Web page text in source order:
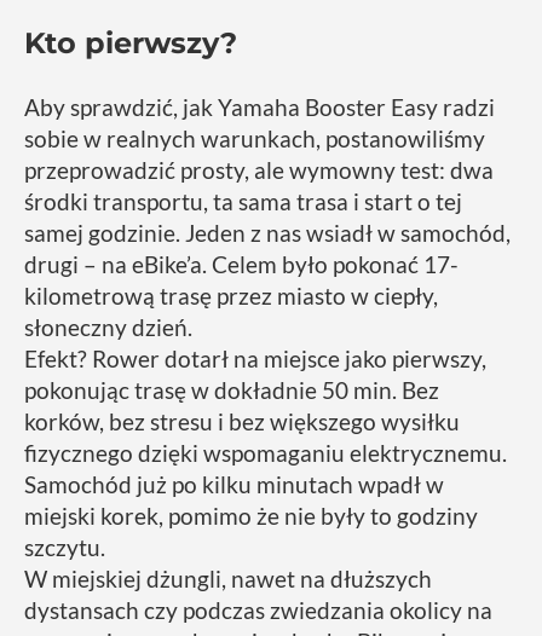
Kto pierwszy?
Aby sprawdzić, jak Yamaha Booster Easy radzi
sobie w realnych warunkach, postanowiliśmy
przeprowadzić prosty, ale wymowny test: dwa
środki transportu, ta sama trasa i start o tej
samej godzinie. Jeden z nas wsiadł w samochód,
drugi – na eBike’a. Celem było pokonać 17-
kilometrową trasę przez miasto w ciepły,
słoneczny dzień.
Efekt? Rower dotarł na miejsce jako pierwszy,
pokonując trasę w dokładnie 50 min. Bez
korków, bez stresu i bez większego wysiłku
fizycznego dzięki wspomaganiu elektrycznemu.
Samochód już po kilku minutach wpadł w
miejski korek, pomimo że nie były to godziny
szczytu.
W miejskiej dżungli, nawet na dłuższych
dystansach czy podczas zwiedzania okolicy na